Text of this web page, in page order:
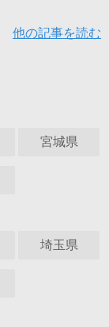
他の記事を読む
宮城県
埼玉県